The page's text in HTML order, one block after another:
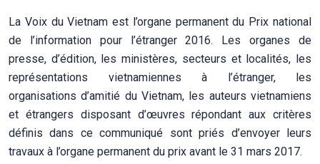
La Voix du Vietnam est l’organe permanent du Prix national
de l’information pour l’étranger 2016. Les organes de
presse, d’édition, les ministères, secteurs et localités, les
représentations vietnamiennes à l’étranger, les
organisations d’amitié du Vietnam, les auteurs vietnamiens
et étrangers disposant d’œuvres répondant aux critères
définis dans ce communiqué sont priés d’envoyer leurs
travaux à l’organe permanent du prix avant le 31 mars 2017.